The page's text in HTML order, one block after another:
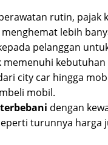
rutin, pajak
lebih
pelanggan
city car hingga
mobil.
dengan
turunnya harga